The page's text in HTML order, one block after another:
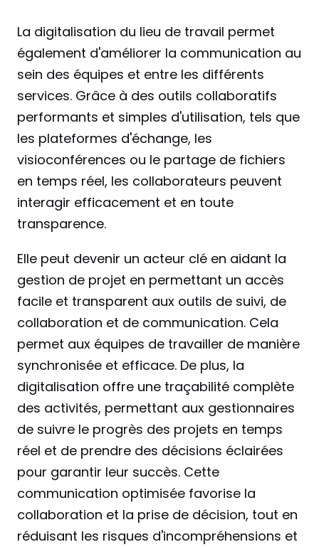
La digitalisation du lieu de travail permet
également d'améliorer la communication au
sein des équipes et entre les différents
services. Grâce à des outils collaboratifs
performants et simples d'utilisation, tels que
les plateformes d'échange, les
visioconférences ou le partage de fichiers
en temps réel, les collaborateurs peuvent
interagir efficacement et en toute
transparence.
Elle peut devenir un acteur clé en aidant la
gestion de projet en permettant un accès
facile et transparent aux outils de suivi, de
collaboration et de communication. Cela
permet aux équipes de travailler de manière
synchronisée et efficace. De plus, la
digitalisation offre une traçabilité complète
des activités, permettant aux gestionnaires
de suivre le progrès des projets en temps
réel et de prendre des décisions éclairées
pour garantir leur succès. Cette
communication optimisée favorise la
collaboration et la prise de décision, tout en
réduisant les risques d'incompréhensions et